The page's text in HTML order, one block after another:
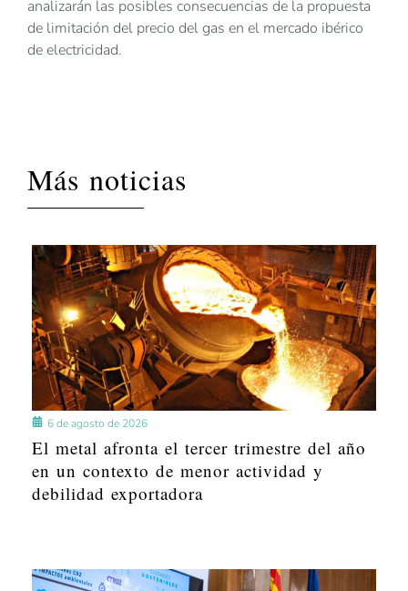
analizarán las posibles consecuencias de la propuesta
de limitación del precio del gas en el mercado ibérico
de electricidad.
Más noticias
6 de agosto de 2026
El metal afronta el tercer trimestre del año
en un contexto de menor actividad y
debilidad exportadora